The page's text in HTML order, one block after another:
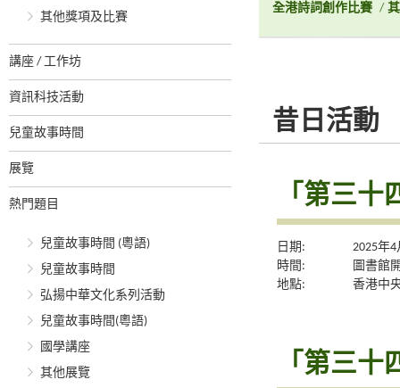
其他獎項及比賽
講座 / 工作坊
資訊科技活動
兒童故事時間
展覽
熱門題目
兒童故事時間 (粵語)
兒童故事時間
弘揚中華文化系列活動
兒童故事時間(粵語)
國學講座
其他展覽
全港詩詞創作比賽 /
昔日活動
「第三
日期:
2025年
時間:
圖書館
地點:
香港中
「第三